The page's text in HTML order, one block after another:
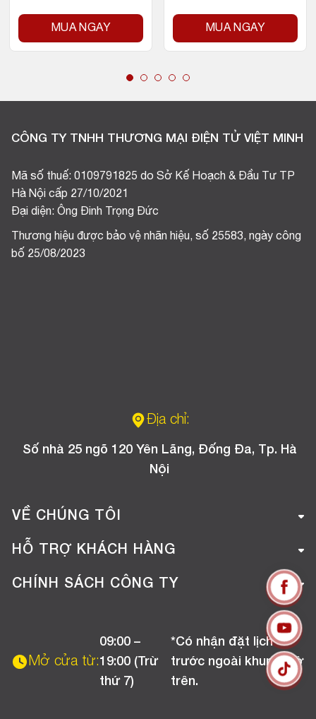
MUA NGAY MUA NGAY
CÔNG TY TNHH THƯƠNG MẠI ĐIỆN TỬ VIỆT MINH
Mã số thuế: 0109791825 do Sở Kế Hoạch & Đầu Tư TP
Hà Nội cấp 27/10/2021
Đại diện: Ông Đinh Trọng Đức
Thương hiệu được bảo vệ nhãn hiệu, số 25583, ngày công
bố 25/08/2023
Địa chỉ:
Số nhà 25 ngõ 120 Yên Lãng, Đống Đa, Tp. Hà
Nội
VỀ CHÚNG TÔI
Giới thiệu công ty
Tuyển dụng
HỖ TRỢ KHÁCH HÀNG
Hướng dẫn mua hàng online
Chương trình khuyến mãi
CHÍNH SÁCH CÔNG TY
Chính sách bảo hành
Mở cửa từ:
09:00 –
19:00 (Trừ
thứ 7)
*Có nhận đặt lịch
trước ngoài khung giờ
trên.